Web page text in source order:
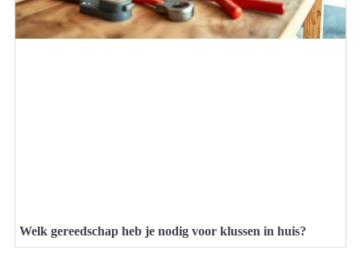
Welk gereedschap heb je nodig voor klussen in huis?